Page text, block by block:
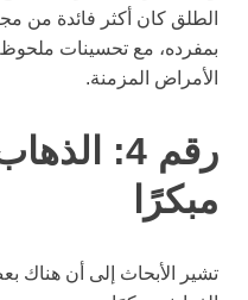
الطلق كان أكثر فائدة من
بمفرده، مع تحسينات
الأمراض المزمنة.
رقم 4:
مبكرًا
تشير الأبحاث إلى أن هناك